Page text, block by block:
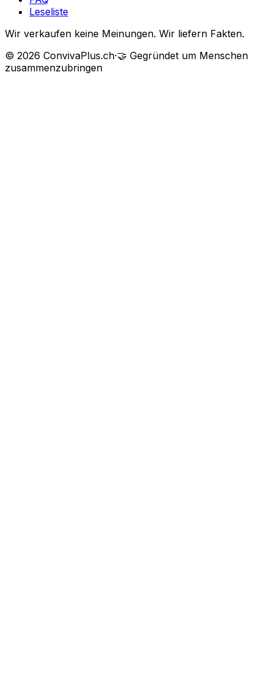
Leseliste
Wir verkaufen keine Meinungen. Wir liefern Fakten.
© 2026 ConvivaPlus.ch·🤝 Gegründet um Menschen
zusammenzubringen